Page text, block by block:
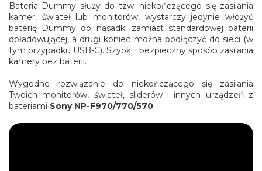
Bateria Dummy służy do tzw. niekończącego się zasilania
kamer, świateł lub monitorów, wystarczy jedynie włożyć
baterię Dummy do nasadki zamiast standardowej baterii
doładowującej, a drugi koniec można podłączyć do sieci (w
tym przypadku USB-C). Szybki i bezpieczny sposób zasilania
kamery bez baterii.
Wygodne rozwiązanie do niekończącego się zasilania
Twoich monitorów, świateł, sliderów i innych urządzeń z
bateriami Sony NP-F970/770/570.